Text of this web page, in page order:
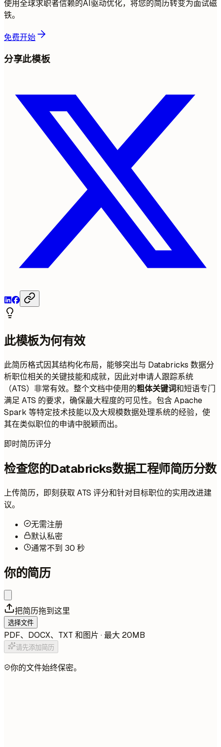
使用全球求职者信赖的AI驱动优化，将您的简历转变为面试磁
铁。
免费开始
分享此模板
此模板为何有效
此简历格式因其结构化布局，能够突出与 Databricks 数据分
析职位相关的关键技能和成就，因此对申请人跟踪系统
（ATS）非常有效。整个文档中使用的粗体关键词和短语专门
满足 ATS 的要求，确保最大程度的可见性。包含 Apache
Spark 等特定技术技能以及大规模数据处理系统的经验，使
其在类似职位的申请中脱颖而出。
即时简历评分
检查您的Databricks数据工程师简历分数
上传简历，即刻获取 ATS 评分和针对目标职位的实用改进建
议。
无需注册
默认私密
通常不到 30 秒
你的简历
把简历拖到这里
选择文件
PDF、DOCX、TXT 和图片 · 最大 20MB
请先添加简历
你的文件始终保密。